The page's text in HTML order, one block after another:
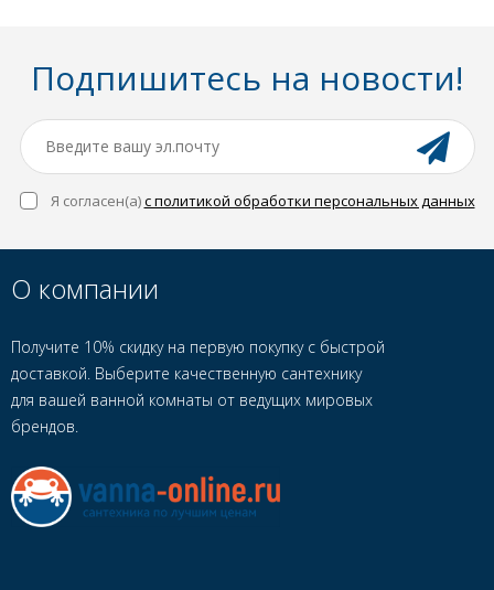
Подпишитесь на новости!
Я согласен(a)с политикой обработки персональных данных
О компании
Получите 10% скидку на первую покупку с быстрой
доставкой. Выберите качественную сантехнику
для вашей ванной комнаты от ведущих мировых
брендов.